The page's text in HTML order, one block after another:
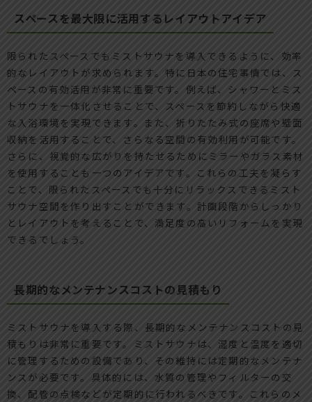
スペースを最大限に活用するレイアウトアイデア
限られたスペースでもミストサウナを導入できるように、効率
的なレイアウトが求められます。特に日本の住宅事情では、ス
ペースの有効活用が非常に重要です。例えば、シャワーとミス
トサウナを一体化させることで、スペースを節約しながら快適
な入浴環境を実現できます。また、折りたたみ式の座席や壁面
収納を活用することで、さらなる空間の有効利用が可能です。
さらに、視覚的な広がりを持たせるためにミラーやガラス素材
を使用することも一つのアイデアです。これらの工夫を凝らす
ことで、限られたスペースでも十分にリラックスできるミスト
サウナ空間を作り出すことができます。計画段階からしっかり
とレイアウトを考えることで、満足度の高いリフォームを実現
できるでしょう。
長期的なメンテナンスコストの見積もり
ミストサウナを導入する際、長期的なメンテナンスコストの見
積もりは非常に重要です。ミストサウナは、湿度と温度を適切
に管理するための設備であり、その維持には定期的なメンテナ
ンスが必要です。具体的には、水質の管理やフィルターの交
換、配管の点検などが定期的に行われるべきです。これらのメ